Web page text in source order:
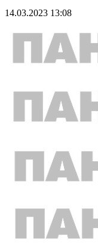
14.03.2023 13:08